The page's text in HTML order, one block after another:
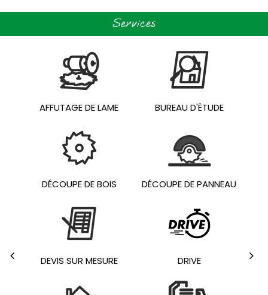
Services
AFFUTAGE DE LAME BUREAU D'ÉTUDE
DÉCOUPE DE BOIS DÉCOUPE DE PANNEAU
DEVIS SUR MESURE DRIVE